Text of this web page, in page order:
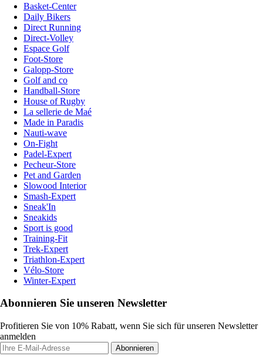
Basket-Center
Daily Bikers
Direct Running
Direct-Volley
Espace Golf
Foot-Store
Galopp-Store
Golf and co
Handball-Store
House of Rugby
La sellerie de Maé
Made in Paradis
Nauti-wave
On-Fight
Padel-Expert
Pecheur-Store
Pet and Garden
Slowood Interior
Smash-Expert
Sneak'In
Sneakids
Sport is good
Training-Fit
Trek-Expert
Triathlon-Expert
Vélo-Store
Winter-Expert
Abonnieren Sie unseren Newsletter
Profitieren Sie von 10% Rabatt, wenn Sie sich für unseren Newsletter
anmelden
Abonnieren